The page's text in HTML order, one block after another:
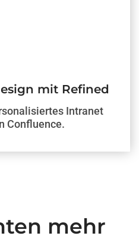
mit Refined
Intranet
Confluence.
mehr